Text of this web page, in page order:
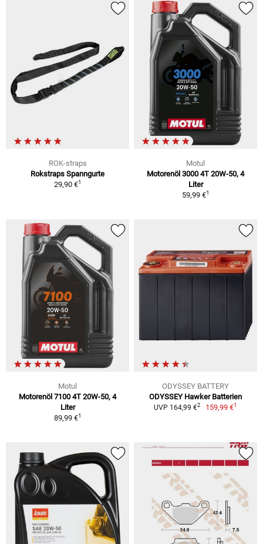
ROK-straps
Rokstraps Spanngurte
29,90 €1
Motul
Motorenöl 3000 4T 20W-50, 4
Liter
59,99 €1
Motul
Motorenöl 7100 4T 20W-50, 4
Liter
89,99 €1
ODYSSEY BATTERY
ODYSSEY Hawker Batterien
UVP 164,99 €2 159,99 €1